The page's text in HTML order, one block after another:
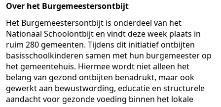
Over het Burgemeestersontbijt
Het Burgemeestersontbijt is onderdeel van het
Nationaal Schoolontbijt en vindt deze week plaats in
ruim 280 gemeenten. Tijdens dit initiatief ontbijten
basisschoolkinderen samen met hun burgemeester op
het gemeentehuis. Hiermee wordt niet alleen het
belang van gezond ontbijten benadrukt, maar ook
gewerkt aan bewustwording, educatie en structurele
aandacht voor gezonde voeding binnen het lokale